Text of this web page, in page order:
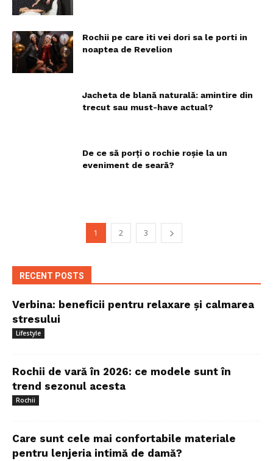
Rochii pe care iti vei dori sa le porti in
noaptea de Revelion
Jacheta de blană naturală: amintire din
trecut sau must-have actual?
De ce să porți o rochie roșie la un
eveniment de seară?
1 2 3
RECENT POSTS
Verbina: beneficii pentru relaxare și calmarea
stresului
Lifestyle
Rochii de vară în 2026: ce modele sunt în
trend sezonul acesta
Rochii
Care sunt cele mai confortabile materiale
pentru lenjeria intimă de damă?